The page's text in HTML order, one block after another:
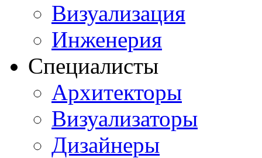
Визуализация
Инженерия
Специалисты
Архитекторы
Визуализаторы
Дизайнеры